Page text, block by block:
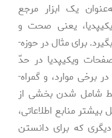
یک ابزار مرجع
یعنی صحت و
اعتبار آن گاهاً می‌تواند مورد شک قرار بگیرد. برای مثال در حوزه‌­
ویکیپدیا در حدّ
مطلوبی قرار ندارد. نادرست بودن آن در برخی موارد، و گمراه‌­
شامل شدن بخشی از
منابع اطلاعاتی،
که برای دانستن